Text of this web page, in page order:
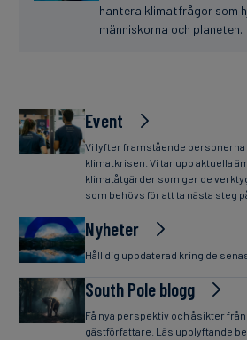
hantera klimatfrågor som
människorna och planeten.
Event
Vi lyfter framstående personerna
klimatkrisen. Vi tar upp aktuella
klimatåtgärder som ger de
som behövs för att ta nästa steg
Nyheter
Håll dig uppdaterad kring de
South Pole blogg
Få nya perspektiv och åsikter
gästförfattare. Läs upplyftande